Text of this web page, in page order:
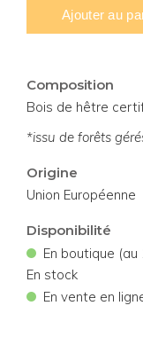
Composition
Bois de hêtre
*issu de forêts
Origine
Union Européenne
Disponibilité
• En boutique
En stock
• En vente en